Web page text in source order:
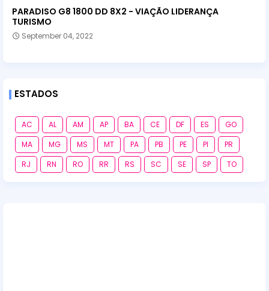
PARADISO G8 1800 DD 8X2 - VIAÇÃO LIDERANÇA
TURISMO
September 04, 2022
ESTADOS
AC AL AM AP BA CE DF ES
GO
MA
MG MS MT PA PB PE PI
PR
RJ
RN RO RR RS SC SE SP TO